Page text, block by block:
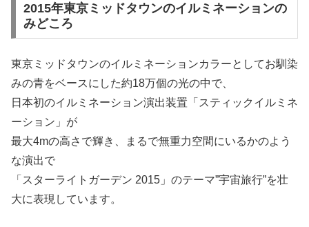
2015年東京ミッドタウンのイルミネーションの
みどころ
東京ミッドタウンのイルミネーションカラーとしてお馴染
みの青をベースにした約18万個の光の中で、
日本初のイルミネーション演出装置「スティックイルミネ
ーション」が
最大4mの高さで輝き、まるで無重力空間にいるかのよう
な演出で
「スターライトガーデン 2015」のテーマ”宇宙旅行”を壮
大に表現しています。